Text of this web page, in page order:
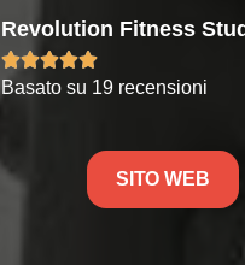
Revolution Fitness

Basato su 19 recensioni
SITO WEB